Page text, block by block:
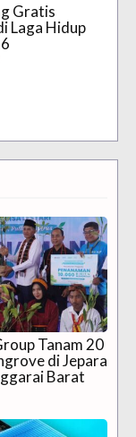
Gratis
Laga Hidup
Tanam 20
di Jepara
Barat